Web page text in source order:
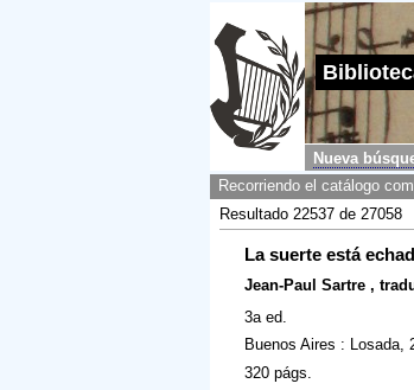
Nueva
Recorriendo el catálogo
Resultado 22537 de 27058
La suerte está
Jean-Paul Sartre ,
3a ed.
Buenos Aires : Losada,
320 págs.